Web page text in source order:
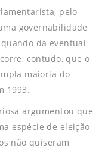
pelo
governabilidade
da eventual
contudo, que o
maioria do
1993.
argumentou que
espécie de eleição
não quiseram